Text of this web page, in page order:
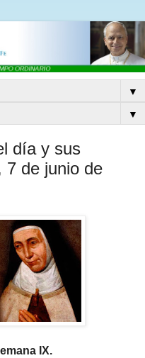
▼
▼
día y sus
7 de junio de
IX.